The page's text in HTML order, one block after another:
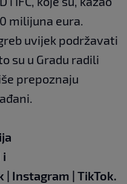
milijuna eura.
uvijek podržavati
su u Gradu radili
prepoznaju
i
| Instagram | TikTok.